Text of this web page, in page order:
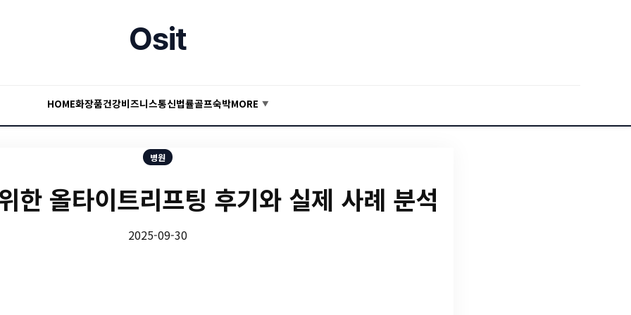
Osit
HOME화장품건강비즈니스통신법률골프숙박MORE ▼
병원
한 올타이트리프팅 후기와 실제 사례 분석
2025-09-30